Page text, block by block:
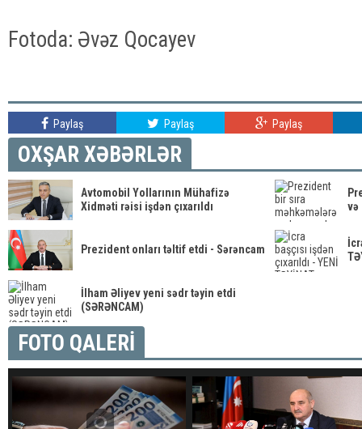
Fotoda: Əvəz Qocayev
Paylaş Paylaş Paylaş
OXŞAR XƏBƏRLƏR
Avtomobil Yollarının Mühafizə
Xidməti rəisi işdən çıxarıldı
və
Prezident onları təltif etdi - Sərəncam
İlham Əliyev yeni sədr təyin etdi
(SƏRƏNCAM)
FOTO QALERİ